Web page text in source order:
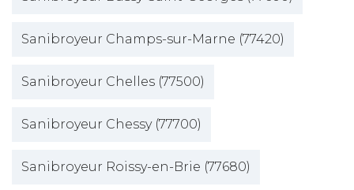
Sanibroyeur Champs-sur-Marne (77420)
Sanibroyeur Chelles (77500)
Sanibroyeur Chessy (77700)
Sanibroyeur Roissy-en-Brie (77680)